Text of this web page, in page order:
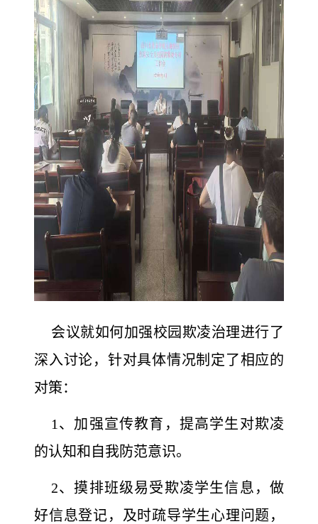
会议就如何加强校园欺凌治理进行了
深入讨论，针对具体情况制定了相应的
对策：
1、加强宣传教育，提高学生对欺凌
的认知和自我防范意识。
2、摸排班级易受欺凌学生信息，做
好信息登记，及时疏导学生心理问题，